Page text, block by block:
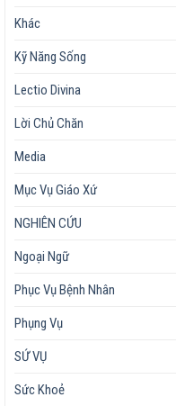
Khác
Kỹ Năng Sống
Lectio Divina
Lời Chủ Chăn
Media
Mục Vụ Giáo Xứ
NGHIÊN CỨU
Ngoại Ngữ
Phục Vụ Bệnh Nhân
Phụng Vụ
SỨ VỤ
Sức Khoẻ